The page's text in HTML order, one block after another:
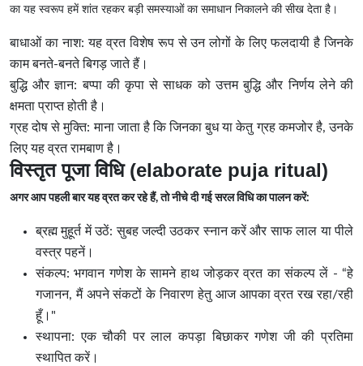
का यह स्वरूप हमें शांत रहकर बड़ी समस्याओं का समाधान निकालने की सीख देता है।
बाधाओं का नाश: यह व्रत विशेष रूप से उन लोगों के लिए फलदायी है जिनके
काम बनते-बनते बिगड़ जाते हैं।
बुद्धि और ज्ञान: बप्पा की कृपा से साधक को उत्तम बुद्धि और निर्णय लेने की
क्षमता प्राप्त होती है।
ग्रह दोष से मुक्ति: माना जाता है कि जिनका बुध या केतु ग्रह कमजोर है, उनके
लिए यह व्रत रामबाण है।
विस्तृत पूजा विधि (elaborate puja ritual)
अगर आप पहली बार यह व्रत कर रहे हैं, तो नीचे दी गई सरल विधि का पालन करें:
ब्रह्म मुहूर्त में उठें: सुबह जल्दी उठकर स्नान करें और साफ लाल या पीले
वस्त्र पहनें।
संकल्प: भगवान गणेश के सामने हाथ जोड़कर व्रत का संकल्प लें - “हे
गजानन, मैं अपने संकटों के निवारण हेतु आज आपका व्रत रख रहा/रही
हूँ।"
स्थापना: एक चौकी पर लाल कपड़ा बिछाकर गणेश जी की प्रतिमा
स्थापित करें।